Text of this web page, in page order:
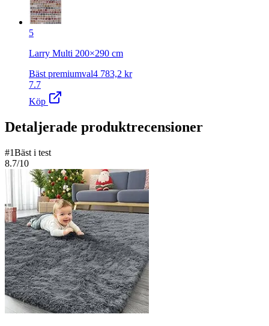
5
Larry Multi 200×290 cm
Bäst premiumval4 783,2 kr
7.7
Köp
Detaljerade produktrecensioner
#1Bäst i test
8.7/10